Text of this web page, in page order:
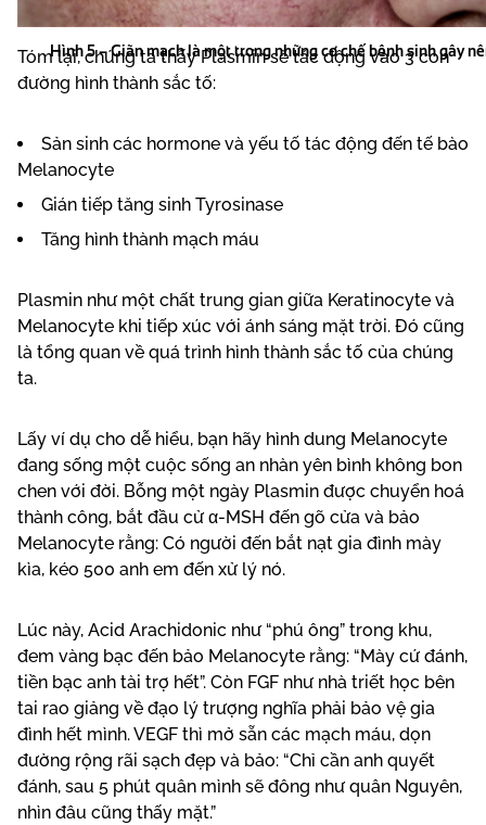
Hình 5 – Giãn mạch là một trong những cơ chế bệnh sinh gây
Tóm lại, chúng ta thấy Plasmin sẽ tác động vào 3 con
đường hình thành sắc tố:
Sản sinh các hormone và yếu tố tác động đến tế bào
Melanocyte
Gián tiếp tăng sinh Tyrosinase
Tăng hình thành mạch máu
Plasmin như một chất trung gian giữa Keratinocyte và
Melanocyte khi tiếp xúc với ánh sáng mặt trời. Đó cũng
là tổng quan về quá trình hình thành sắc tố của chúng
ta.
Lấy ví dụ cho dễ hiểu, bạn hãy hình dung Melanocyte
đang sống một cuộc sống an nhàn yên bình không bon
chen với đời. Bỗng một ngày Plasmin được chuyển hoá
thành công, bắt đầu cử α-MSH đến gõ cửa và bảo
Melanocyte rằng: Có người đến bắt nạt gia đình mày
kìa, kéo 500 anh em đến xử lý nó.
Lúc này, Acid Arachidonic như “phú ông” trong khu,
đem vàng bạc đến bảo Melanocyte rằng: “Mày cứ đánh,
tiền bạc anh tài trợ hết”. Còn FGF như nhà triết học bên
tai rao giảng về đạo lý trượng nghĩa phải bảo vệ gia
đình hết mình. VEGF thì mở sẵn các mạch máu, dọn
đường rộng rãi sạch đẹp và bảo: “Chỉ cần anh quyết
đánh, sau 5 phút quân mình sẽ đông như quân Nguyên,
nhìn đâu cũng thấy mặt.”